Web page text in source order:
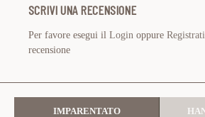
SCRIVI UNA RECENSIONE
Per favore esegui il Login oppure Registrati
recensione
IMPARENTATO